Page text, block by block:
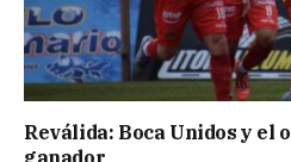
Reválida: Boca Unidos y el
ganador